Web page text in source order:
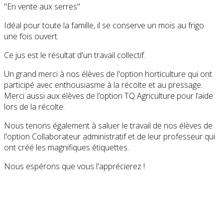
"En vente aux serres"
Idéal pour toute la famille, il se conserve un mois au frigo
une fois ouvert.
​Ce jus est le résultat d'un travail collectif.
Un grand merci à nos élèves de l'option horticulture qui ont
participé avec enthousiasme à la récolte et au pressage.
Merci aussi aux élèves de l’option TQ Agriculture pour l’aide
lors de la récolte.
Nous tenons également à saluer le travail de nos élèves de
l'option Collaborateur administratif et de leur professeur qui
ont créé les magnifiques étiquettes.
​Nous espérons que vous l'apprécierez !